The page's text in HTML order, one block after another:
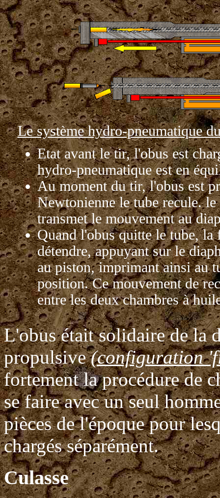
Le système hydro-pneumatique
Etat avant le tir, l'obus est
hydro-pneumatique est en
Au moment du tir, l'obus est
Newtonienne le tube recule.
transmet le mouvement au
Quand l'obus quitte le tube, la
détendre, appuyant sur le
au piston, imprimant ainsi au
position. Ce mouvement de
entre les deux chambres à
L'obus était solidaire de la
propulsive(configuration
fortement la procédure de
se faire avec un seul
pièces de l'époque pour
chargés séparément.
Culasse